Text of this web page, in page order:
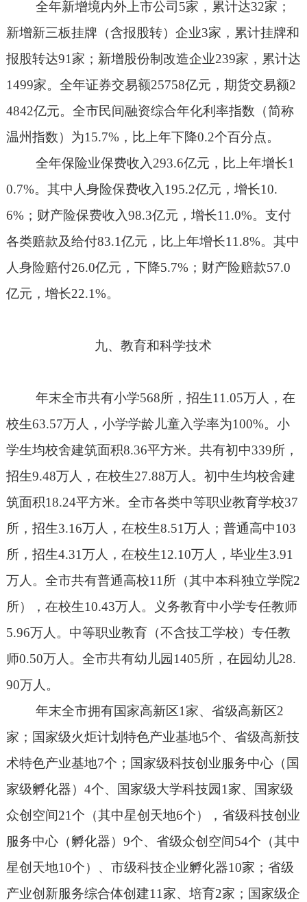
全年新增境内外上市公司 5家，累计达32家；
新增新三板挂牌（含报股转）企业3家，累计挂牌和
报股转达91家；新增股份制改造企业239家，累计达
1499家。全年证券交易额25758亿元，期货交易额2
4842亿元。全市民间融资综合年化利率指数（简称
温州指数）为15.7%，比上年下降0.2个百分点。
全年保险业保费收入293.6亿元，比上年增长1
0.7%。其中人身险保费收入195.2亿元，增长10.
6%；财产险保费收入98.3亿元，增长11.0%。支付
各类赔款及给付83.1亿元，比上年增长11.8%。其中
人身险赔付26.0亿元，下降5.7%；财产险赔款57.0
亿元，增长22.1%。
九、教育和科学技术
年末全市共有小学568所，招生11.05万人，在
校生63.57万人，小学学龄儿童入学率为100%。小
学生均校舍建筑面积8.36平方米。共有初中339所，
招生9.48万人，在校生27.88万人。初中生均校舍建
筑面积18.24平方米。全市各类中等职业教育学校37
所，招生3.16万人，在校生8.51万人；普通高中103
所，招生4.31万人，在校生12.10万人，毕业生3.91
万人。全市共有普通高校11所（其中本科独立学院2
所），在校生10.43万人。义务教育中小学专任教师
5.96万人。中等职业教育（不含技工学校）专任教
师0.50万人。全市共有幼儿园1405所，在园幼儿28.
90万人。
年末全市拥有国家高新区1家、省级高新区2
家；国家级火炬计划特色产业基地5个、省级高新技
术特色产业基地7个；国家级科技创业服务中心（国
家级孵化器） 4个、国家级大学科技园1家、国家级
众创空间21个（其中星创天地6个），省级科技创业
服务中心（孵化器） 9个、省级众创空间54个（其中
星创天地10个）、市级科技企业孵化器10家；省级
产业创新服务综合体创建11家、培育2家；国家级企